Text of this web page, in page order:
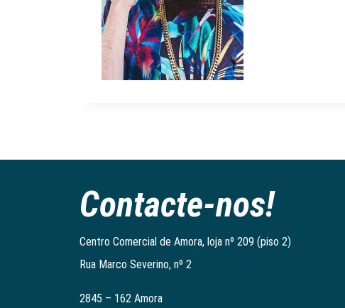
Contacte-nos!
Centro Comercial de Amora, loja nº 209 (piso 2)
Rua Marco Severino, nº 2
2845 – 162 Amora